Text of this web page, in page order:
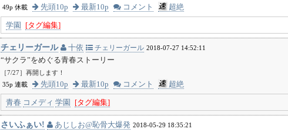
49p 休載
先頭10p 最新10p コメント 超絶
学園 [タグ編集]
チェリーガール 十依 チェリーガール 2018-07-27 14:52:11
“サクラ”をめぐる青春ストーリー
［7/27］再開します！
35p 連載
先頭10p 最新10p コメント 超絶
青春 コメディ 学園 [タグ編集]
さいふぁい! あじしお@恥骨大爆発 2018-05-29 18:35:21